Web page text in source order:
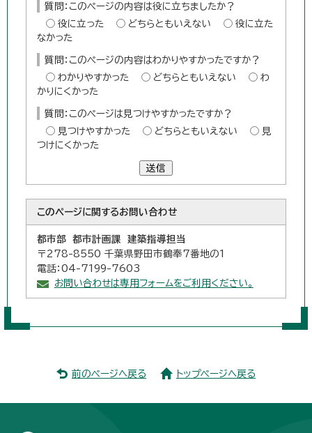
質問：このページの内容は役に立ちましたか？
役に立った
どちらともいえない
役に立た
なかった
質問：このページの内容はわかりやすかったですか？
わかりやすかった
どちらともいえない
わ
かりにくかった
質問：このページは見つけやすかったですか？
見つけやすかった
どちらともいえない
見
つけにくかった
送信
このページに関するお問い合わせ
都市部 都市計画課 建築指導担当
〒278-8550 千葉県野田市鶴奉7番地の1
電話：04-7199-7603
お問い合わせは専用フォームをご利用ください。
前のページへ戻る トップページへ戻る